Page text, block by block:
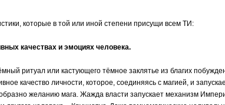
которые в той или иной степени присущи всем ТИ:
качествах и эмоциях человека.
ритуал или кастующего тёмное заклятье из благих
качество личности, которое, соединяясь с магией, и
желанию мага. Жажда власти запускает механизм